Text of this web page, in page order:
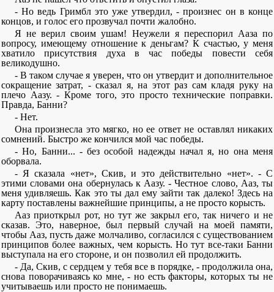
- Но ведь Гримбл это уже утвердил, - произнес он в конце
концов, и голос его прозвучал почти жалобно.
Я не верил своим ушам! Неужели я переспорил Ааза по
вопросу, имеющему отношение к деньгам? К счастью, у меня
хватило присутствия духа в час победы повести себя
великодушно.
- В таком случае я уверен, что он утвердит и дополнительное
сокращение затрат, - сказал я, на этот раз сам кладя руку на
плечо Аазу. - Кроме того, это просто технические поправки.
Правда, Банни?
- Нет.
Она произнесла это мягко, но ее ответ не оставлял никаких
сомнений. Быстро же кончился мой час победы.
- Но, Банни... - без особой надежды начал я, но она меня
оборвала.
- Я сказала «нет», Скив, и это действительно «нет». - С
этими словами она обернулась к Аазу. - Честное слово, Ааз, ты
меня удивляешь. Как это ты дал ему зайти так далеко! Здесь на
карту поставлены важнейшие принципы, а не просто корысть.
Ааз приоткрыл рот, но тут же закрыл его, так ничего и не
сказав. Это, наверное, был первый случай на моей памяти,
чтобы Ааз, пусть даже молчаливо, согласился с существованием
принципов более важных, чем корысть. Но тут все-таки Банни
выступала на его стороне, и он позволил ей продолжить.
- Да, Скив, с сердцем у тебя все в порядке, - продолжила она,
снова поворачиваясь ко мне, - но есть факторы, которых ты не
учитываешь или просто не понимаешь.